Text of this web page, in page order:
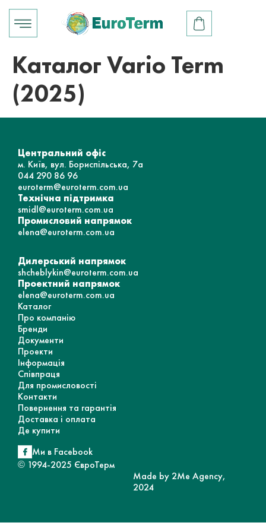
Каталог Vario Term
(2025)
Центральний офіс
м. Київ, вул. Бориспільська, 7а
044 290 86 96
euroterm@euroterm.com.ua
Технічна підтримка
smidl@euroterm.com.ua
Промисловий напрямок
elena@euroterm.com.ua
Дилерський напрямок
shcheblykin@euroterm.com.ua
Проектний напрямок
elena@euroterm.com.ua
Каталог
Про компанію
Бренди
Документи
Проекти
Інформація
Співпраця
Для промисловості
Контакти
Повернення та гарантія
Доставка і оплата
Де купити
Ми в Facebook
© 1994-2025 ЄвроТерм
Made by 2Me Agency,
2024